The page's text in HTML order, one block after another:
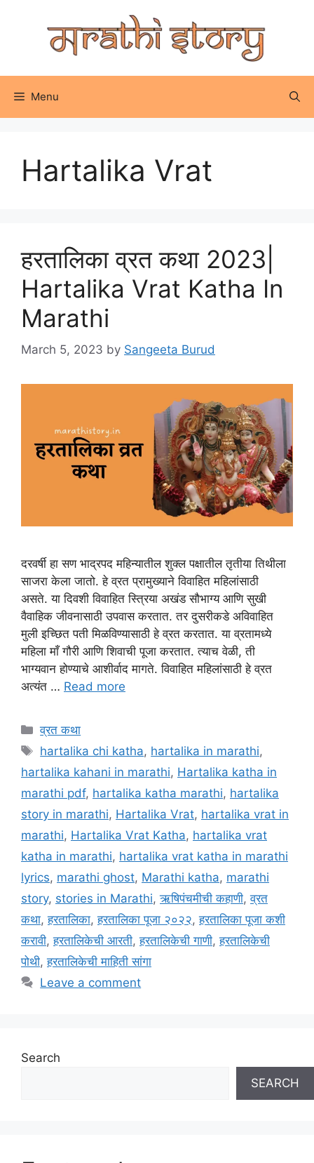
Menu
Hartalika Vrat
हरतालिका व्रत कथा 2023|
Hartalika Vrat Katha In
Marathi
March 5, 2023 by Sangeeta Burud
दरवर्षी हा सण भाद्रपद महिन्यातील शुक्ल पक्षातील तृतीया तिथीला
साजरा केला जातो. हे व्रत प्रामुख्याने विवाहित महिलांसाठी
असते. या दिवशी विवाहित स्त्रिया अखंड सौभाग्य आणि सुखी
वैवाहिक जीवनासाठी उपवास करतात. तर दुसरीकडे अविवाहित
मुली इच्छित पती मिळविण्यासाठी हे व्रत करतात. या व्रतामध्ये
महिला माँ गौरी आणि शिवाची पूजा करतात. त्याच वेळी, ती
भाग्यवान होण्याचे आशीर्वाद मागते. विवाहित महिलांसाठी हे व्रत
अत्यंत … Read more
Categories
व्रत कथा
Tags
hartalika chi katha, hartalika in marathi,
hartalika kahani in marathi, Hartalika katha in
marathi pdf, hartalika katha marathi, hartalika
story in marathi, Hartalika Vrat, hartalika vrat in
marathi, Hartalika Vrat Katha, hartalika vrat
katha in marathi, hartalika vrat katha in marathi
lyrics, marathi ghost, Marathi katha, marathi
story, stories in Marathi,ऋषिपंचमीची कहाणी,व्रत
कथा,हरतालिका,हरतालिका पूजा २०२२,हरतालिका पूजा कशी
करावी,हरतालिकेची आरती,हरतालिकेची गाणी,हरतालिकेची
पोथी,हरतालिकेची माहिती सांगा
Leave a comment
Search
SEARCH